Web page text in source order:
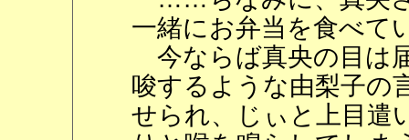
一緒にお弁当を食べて
今ならば真央の目は
唆するような由梨子の
せられ、じぃと上目遣